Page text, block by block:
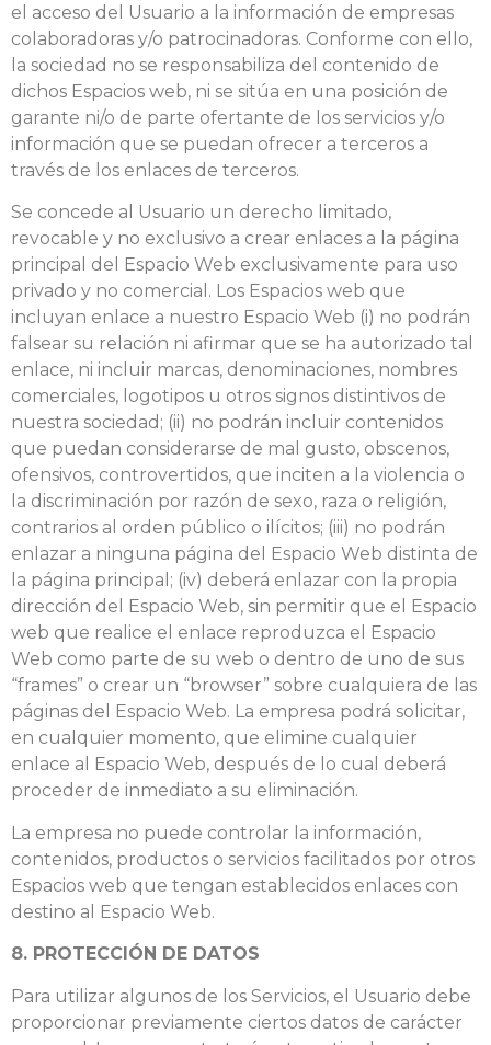
el acceso del Usuario a la información de empresas
colaboradoras y/o patrocinadoras. Conforme con ello,
la sociedad no se responsabiliza del contenido de
dichos Espacios web, ni se sitúa en una posición de
garante ni/o de parte ofertante de los servicios y/o
información que se puedan ofrecer a terceros a
través de los enlaces de terceros.
Se concede al Usuario un derecho limitado,
revocable y no exclusivo a crear enlaces a la página
principal del Espacio Web exclusivamente para uso
privado y no comercial. Los Espacios web que
incluyan enlace a nuestro Espacio Web (i) no podrán
falsear su relación ni afirmar que se ha autorizado tal
enlace, ni incluir marcas, denominaciones, nombres
comerciales, logotipos u otros signos distintivos de
nuestra sociedad; (ii) no podrán incluir contenidos
que puedan considerarse de mal gusto, obscenos,
ofensivos, controvertidos, que inciten a la violencia o
la discriminación por razón de sexo, raza o religión,
contrarios al orden público o ilícitos; (iii) no podrán
enlazar a ninguna página del Espacio Web distinta de
la página principal; (iv) deberá enlazar con la propia
dirección del Espacio Web, sin permitir que el Espacio
web que realice el enlace reproduzca el Espacio
Web como parte de su web o dentro de uno de sus
“frames” o crear un “browser” sobre cualquiera de las
páginas del Espacio Web. La empresa podrá solicitar,
en cualquier momento, que elimine cualquier
enlace al Espacio Web, después de lo cual deberá
proceder de inmediato a su eliminación.
La empresa no puede controlar la información,
contenidos, productos o servicios facilitados por otros
Espacios web que tengan establecidos enlaces con
destino al Espacio Web.
8. PROTECCIÓN DE DATOS
Para utilizar algunos de los Servicios, el Usuario debe
proporcionar previamente ciertos datos de carácter